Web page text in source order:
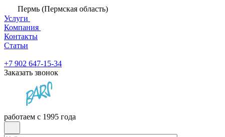
Пермь (Пермская область)
Услуги
Компания
Контакты
Статьи
+7 902 647-15-34
Заказать звонок
работаем с 1995 года